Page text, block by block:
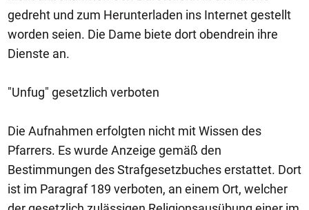
gedreht und zum Herunterladen ins Internet gestellt
worden seien. Die Dame biete dort obendrein ihre
Dienste an.
"Unfug" gesetzlich verboten
Die Aufnahmen erfolgten nicht mit Wissen des
Pfarrers. Es wurde Anzeige gemäß den
Bestimmungen des Strafgesetzbuches erstattet. Dort
ist im Paragraf 189 verboten, an einem Ort, welcher